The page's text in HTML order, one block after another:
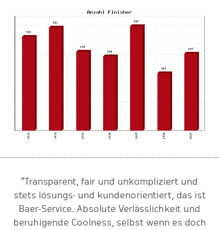
"Transparent, fair und unkompliziert und
stets lösungs- und kundenorientiert, das ist
Baer-Service. Absolute Verlässlichkeit und
beruhigende Coolness, selbst wenn es doch